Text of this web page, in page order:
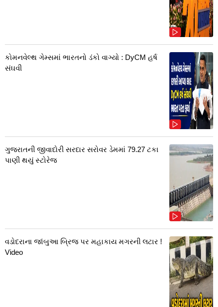
કોમનવેલ્થ ગેમ્સમાં ભારતનો ડંકો વાગ્યો : DyCM હર્ષ
સંઘવી
ગુજરાતની જીવાદોરી સરદાર સરોવર ડેમમાં 79.27 ટકા
પાણી થયું સ્ટોરેજ
વડોદરાના જાંબુઆ બ્રિજ પર મહાકાય મગરની લટાર !
Video